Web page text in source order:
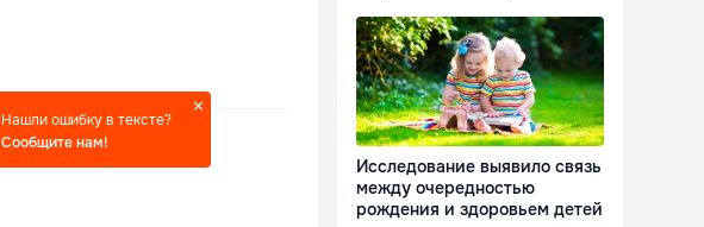
Нашли ошибку в тексте?
Сообщите нам!
Исследование выявило связь
между очередностью
рождения и здоровьем детей